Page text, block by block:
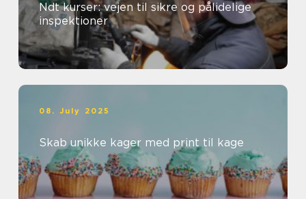
Ndt kurser: vejen til sikre og pålidelige
inspektioner
08. July 2025
Skab unikke kager med print til kage